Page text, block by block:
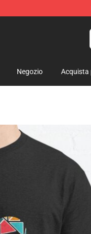
Shop
Negozio Acquista